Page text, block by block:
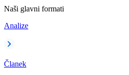
Naši glavni formati
Analize
Članek